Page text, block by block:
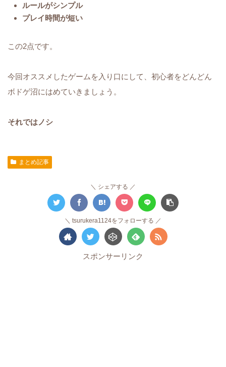
ルールがシンプル
プレイ時間が短い
この2点です。
今回オススメしたゲームを入り口にして、初心者をどんどん
ボドゲ沼にはめていきましょう。
それではノシ
まとめ記事
シェアする
tsurukera1124をフォローする
スポンサーリンク